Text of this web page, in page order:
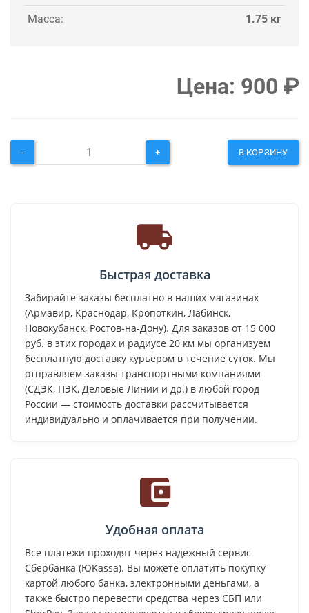
Масса: 1.75 кг
Цена: 900 ₽
- + В КОРЗИНУ
Быстрая доставка
Забирайте заказы бесплатно в наших магазинах
(Армавир, Краснодар, Кропоткин, Лабинск,
Новокубанск, Ростов-на-Дону). Для заказов от 15 000
руб. в этих городах и радиусе 20 км мы организуем
бесплатную доставку курьером в течение суток. Мы
отправляем заказы транспортными компаниями
(СДЭК, ПЭК, Деловые Линии и др.) в любой город
России — стоимость доставки рассчитывается
индивидуально и оплачивается при получении.
Удобная оплата
Все платежи проходят через надежный сервис
Сбербанка (ЮKassa). Вы можете оплатить покупку
картой любого банка, электронными деньгами, а
также быстро перевести средства через СБП или